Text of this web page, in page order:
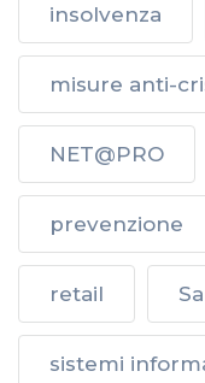
insolvenza
misure anti-
NET@PRO
prevenzione
retail
sistemi